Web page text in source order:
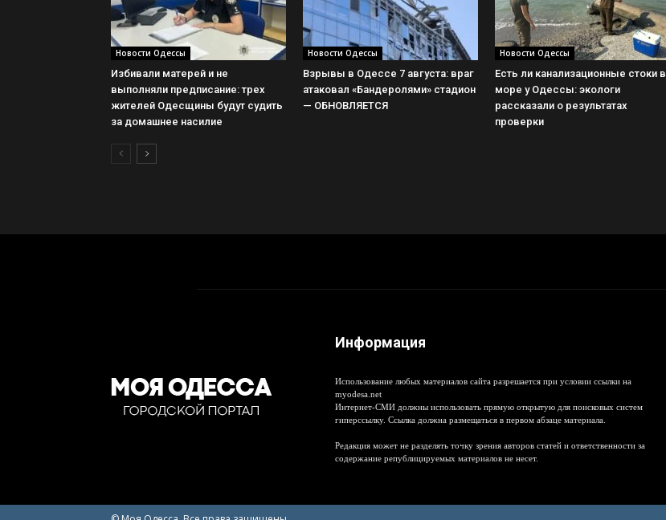
Новости Одессы
Избивали матерей и не
выполняли предписание: трех
жителей Одесщины будут судить
за домашнее насилие
Новости Одессы
Взрывы в Одессе 7 августа: враг
атаковал «Бандеролями» стадион
— ОБНОВЛЯЕТСЯ
Новости Одессы
Есть ли канализационные стоки в
море у Одессы: экологи
рассказали о результатах
проверки
Информация
Использование любых материалов сайта разрешается при условии ссылки на
myodesa.net
Интернет-СМИ должны использовать прямую открытую для поисковых систем
гиперссылку. Ссылка должна размещаться в первом абзаце материала.
Редакция может не разделять точку зрения авторов статей и ответственности за
содержание републицируемых материалов не несет.